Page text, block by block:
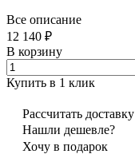
Все описание
12 140 ₽
В корзину
Купить в 1 клик
Рассчитать доставку
Нашли дешевле?
Хочу в подарок